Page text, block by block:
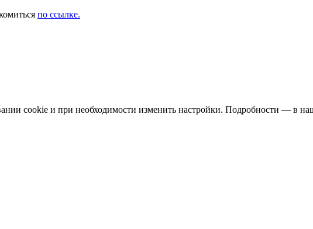
по ссылке.
cookie и при необходимости изменить настройки. Подробности — в